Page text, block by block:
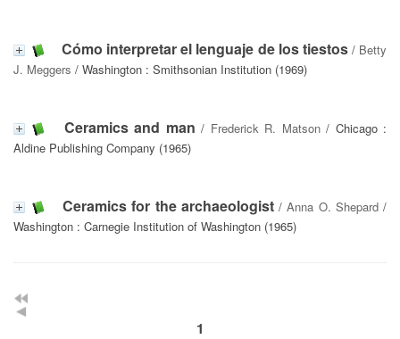
Cómo interpretar el lenguaje de los tiestos/ Betty
J. Meggers / Washington : Smithsonian Institution (1969)
Ceramics and man / Frederick R. Matson/ Chicago :
Aldine Publishing Company (1965)
Ceramics for the archaeologist/Anna O. Shepard/
Washington : Carnegie Institution of Washington (1965)
1